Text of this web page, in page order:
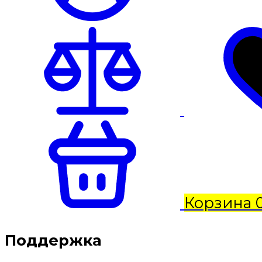
Корзина
Поддержка